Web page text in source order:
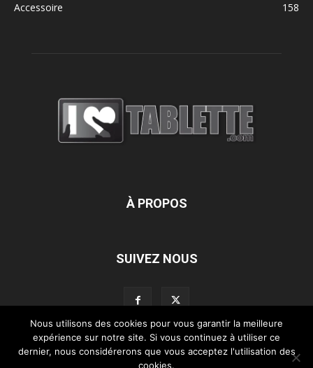
Accessoire
158
À PROPOS
SUIVEZ NOUS
L’équipe d’iLoveTablette.com Contactez-nous
Nos partenaires
Nous utilisons des cookies pour vous garantir la meilleure
expérience sur notre site. Si vous continuez à utiliser ce
dernier, nous considérerons que vous acceptez l'utilisation des
cookies.